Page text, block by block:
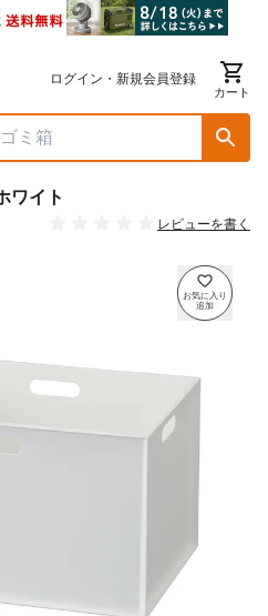
ログイン・新規会員登録
カート
ワイト
レビューを書く